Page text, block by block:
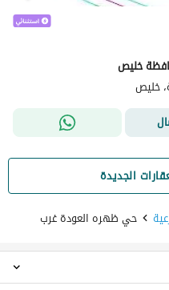
خليص
خليص
الجديدة
حي ظهره العودة غرب